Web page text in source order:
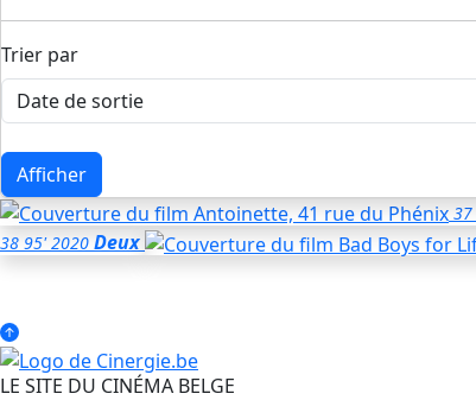
Trier par
Afficher
37
38 95' 2020 Deux
LE SITE DU CINÉMA BELGE